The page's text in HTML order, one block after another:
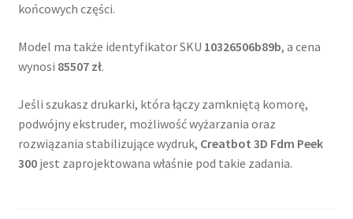
końcowych części.
Model ma także identyfikator SKU 10326506b89b, a cena
wynosi 85507 zł.
Jeśli szukasz drukarki, która łączy zamkniętą komorę,
podwójny ekstruder, możliwość wyżarzania oraz
rozwiązania stabilizujące wydruk, Creatbot 3D Fdm Peek
300jest zaprojektowana właśnie pod takie zadania.